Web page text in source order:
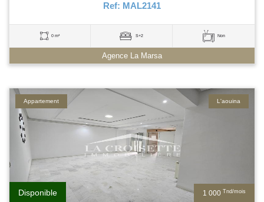
Ref: MAL2141
0 m² S+2 Non
Agence La Marsa
1 000 Tnd/mois
Disponible
L'aouina
Appartement